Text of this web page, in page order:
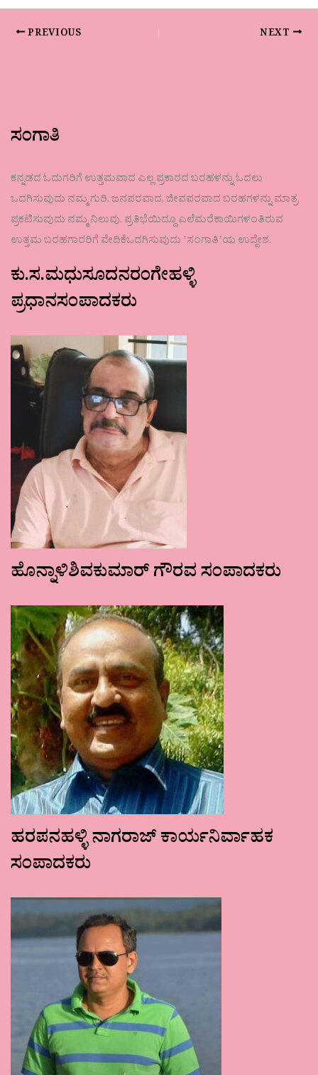
PREVIOUS NEXT
ಸಂಗಾತಿ
ಕನ್ನಡದ ಓದುಗರಿಗೆ ಉತ್ತಮವಾದ ಎಲ್ಲ ಪ್ರಕಾರದ ಬರಹಳನ್ನು ಓದಲು
ಒದಗಿಸುವುದು ನಮ್ಮ ಗುರಿ. ಜನಪರವಾದ, ಜೀವಪರವಾದ ಬರಹಗಳನ್ನು ಮಾತ್ರ
ಪ್ರಕಟಿಸುವುದು ನಮ್ಮ ನಿಲುವು. ಪ್ರತಿಭೆಯಿದ್ದೂ ಎಲೆಮರೆಕಾಯಿಗಳಂತಿರುವ
ಉತ್ತಮ ಬರಹಗಾರರಿಗೆ ವೇದಿಕೆಒದಗಿಸುವುದು ʼಸಂಗಾತಿʼಯ ಉದ್ದೇಶ.
ಕು.ಸ.ಮಧುಸೂದನರಂಗೇಹಳ್ಳಿ
ಪ್ರಧಾನಸಂಪಾದಕರು
ಹೊನ್ನಾಳಿಶಿವಕುಮಾರ್ ಗೌರವ ಸಂಪಾದಕರು
ಹರಪನಹಳ್ಳಿ ನಾಗರಾಜ್ ಕಾರ್ಯನಿರ್ವಾಹಕ
ಸಂಪಾದಕರು